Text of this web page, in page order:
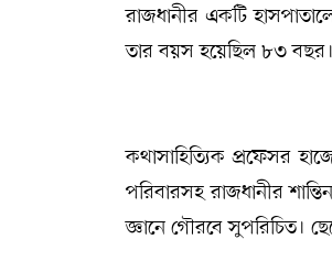
রাজধানীর একটি
তার বয়স হয়েছিল ৮৩
কথাসাহিত্যিক প্রফেসর
পরিবারসহ রাজধানীর
জ্ঞানে গৌরবে সুপরিচিত।